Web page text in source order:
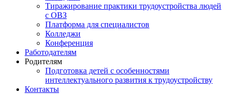
Тиражирование практики трудоустройства людей
с ОВЗ
Платформа для специалистов
Колледжи
Конференция
Работодателям
Родителям
Подготовка детей с особенностями
интеллектуального развития к трудоустройству
Контакты